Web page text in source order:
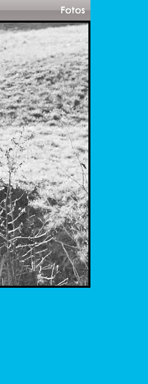
Fotos